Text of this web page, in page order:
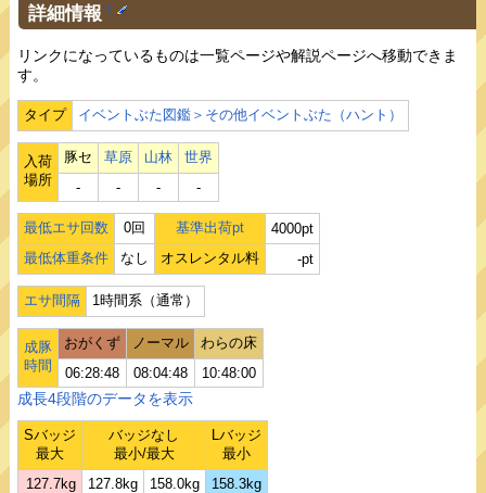
詳細情報 †
リンクになっているものは一覧ページや解説ページへ移動できま
す。
タイプ イベントぶた図鑑＞その他イベントぶた（ハント）
入荷
場所
豚セ 草原 山林
世界
‐
‐ ‐ ‐
最低エサ回数 0回 基準出荷pt
4000pt
最低体重条件
なし オスレンタル料 -pt
エサ間隔 1時間系（通常）
成豚
時間
おがくず ノーマル
わらの床
06:28:48
08:04:48 10:48:00
成長4段階のデータを表示
Sバッジ
最大
バッジなし
最小/最大
Lバッジ
最小
127.7kg
127.8kg 158.0kg 158.3kg